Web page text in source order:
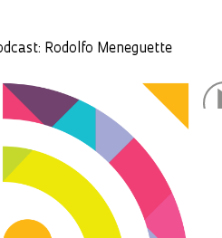
Rodolfo Meneguette